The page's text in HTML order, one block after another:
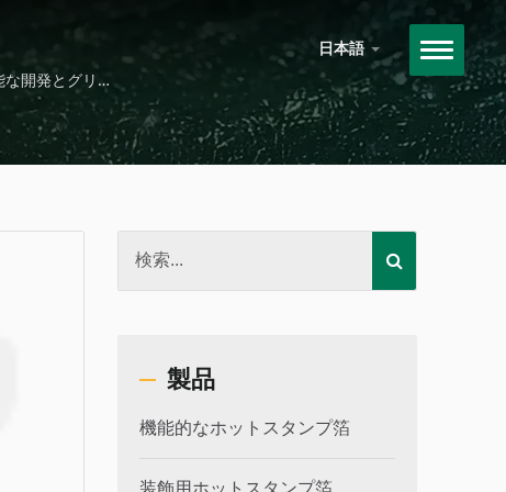
日本語
開発とグリー
熱酸化装置
製品
機能的なホットスタンプ箔
装飾用ホットスタンプ箔